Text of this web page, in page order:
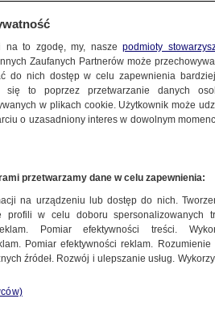
mają dwa rodzaje
na to zgodę, my, naszepodmioty
Zaufanych Partnerów może
do nich dostęp w celu zapewnienia
się to poprzez przetwarzanie danych
w plikach cookie. Użytkownik może
o uzasadniony interes w dowolnym
przetwarzamy dane w celu zapewnienia:
na urządzeniu lub dostęp do nich.
profili w celu doboru spersonalizowanych
Pomiar efektywności treści.
Pomiar efektywności reklam.
źródeł. Rozwój i ulepszanie usług.